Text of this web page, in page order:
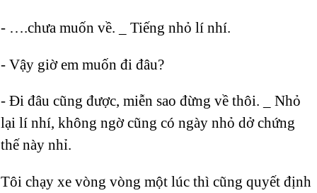
- ….chưa muốn về. _ Tiếng nhỏ lí nhí.
- Vậy giờ em muốn đi đâu?
- Đi đâu cũng được, miễn sao đừng về thôi. _ Nhỏ
lại lí nhí, không ngờ cũng có ngày nhỏ dở chứng
thế này nhỉ.
Tôi chạy xe vòng vòng một lúc thì cũng quyết định